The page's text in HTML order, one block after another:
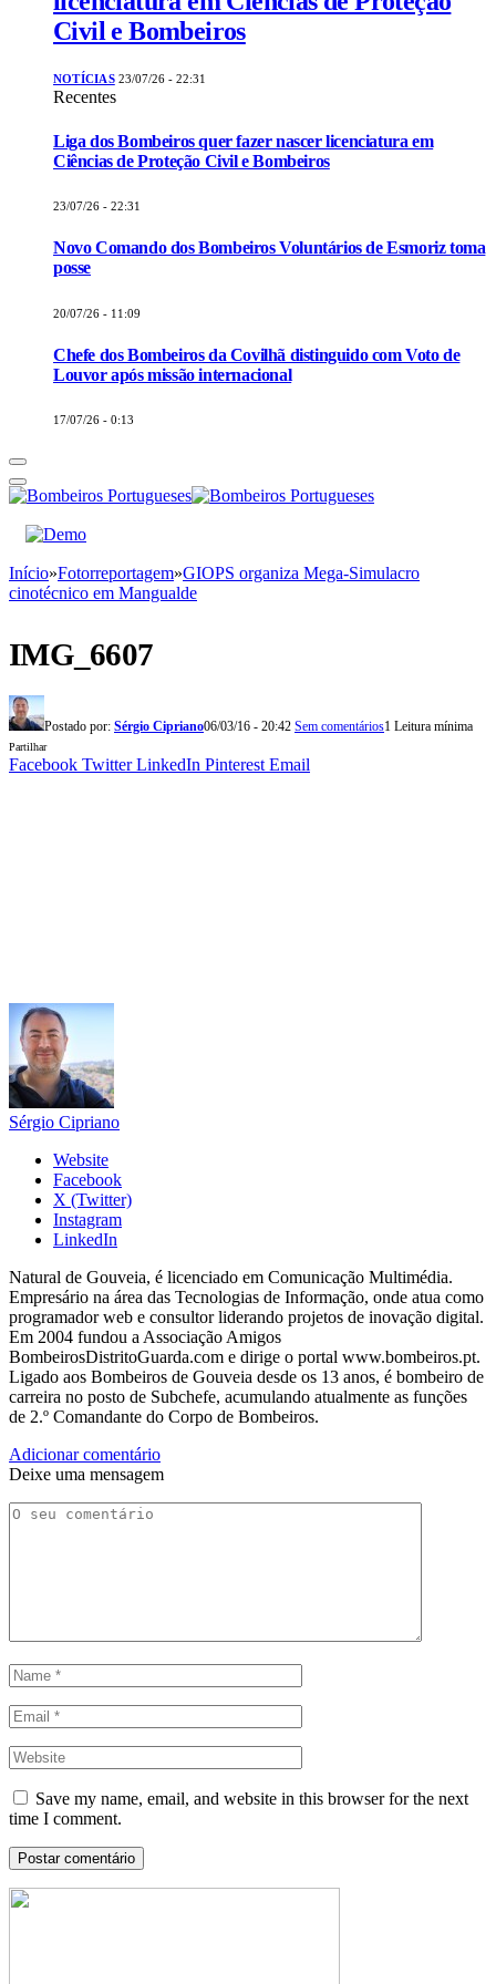
Civil e Bombeiros
NOTÍCIAS 23/07/26 - 22:31
Recentes
Liga dos Bombeiros quer fazer nascer licenciatura em
Ciências de Proteção Civil e Bombeiros
23/07/26 - 22:31
Novo Comando dos Bombeiros Voluntários de Esmoriz toma
posse
20/07/26 - 11:09
Chefe dos Bombeiros da Covilhã distinguido com Voto de
Louvor após missão internacional
17/07/26 - 0:13
Início»Fotorreportagem»GIOPS organiza Mega-Simulacro
cinotécnico em Mangualde
IMG_6607
Postado por: Sérgio Cipriano06/03/16 - 20:42 Sem comentários1 Leitura mínima
Partilhar
Facebook Twitter LinkedIn Pinterest Email
Sérgio Cipriano
Website
Facebook
X (Twitter)
Instagram
LinkedIn
Natural de Gouveia, é licenciado em Comunicação Multimédia.
Empresário na área das Tecnologias de Informação, onde atua como
programador web e consultor liderando projetos de inovação digital.
Em 2004 fundou a Associação Amigos
BombeirosDistritoGuarda.com e dirige o portal www.bombeiros.pt.
Ligado aos Bombeiros de Gouveia desde os 13 anos, é bombeiro de
carreira no posto de Subchefe, acumulando atualmente as funções
de 2.º Comandante do Corpo de Bombeiros.
Adicionar comentário
Deixe uma mensagem
Save my name, email, and website in this browser for the next
time I comment.